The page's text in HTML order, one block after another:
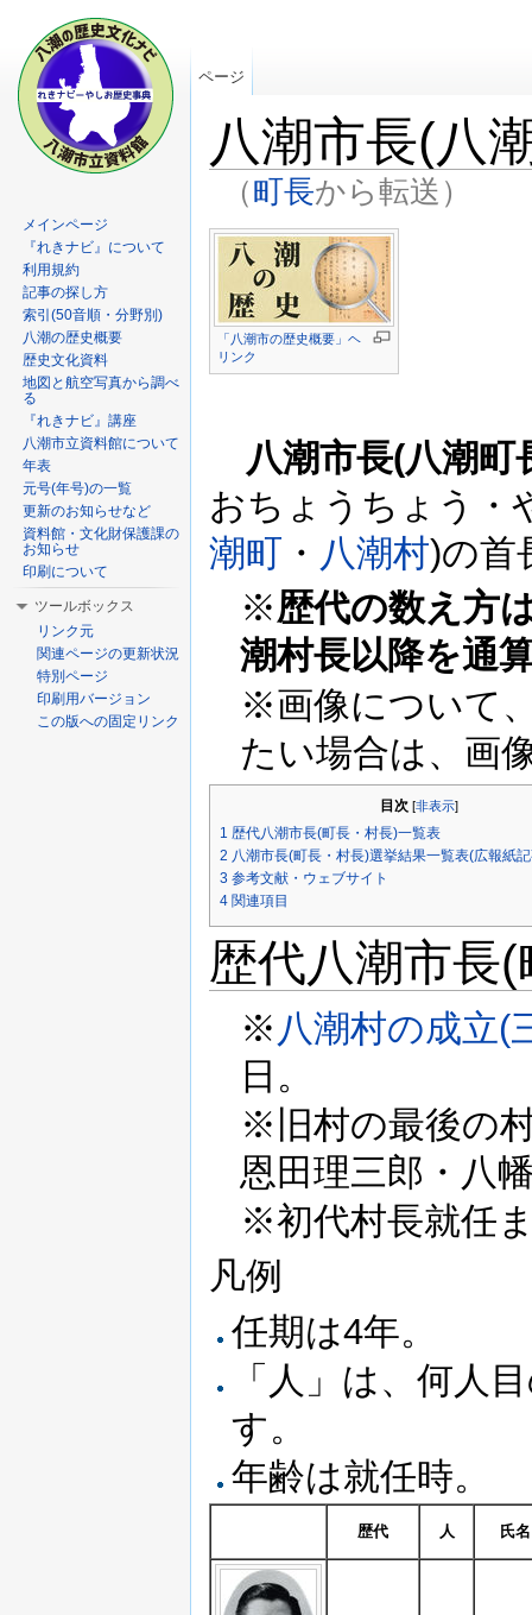
八潮市長(八
（町長から転送）
「八潮市の歴史概要」ヘ
リンク
八潮市長(八潮町
おちょうちょう・
潮町 ・ 八潮村)の首
※歴代の数え方
潮村長以降を通
※画像について
たい場合は、画
目次[非表示]
1 歴代八潮市長(町長・村長)一覧表
2 八潮市長(町長・村長)選挙結果一覧表(広報紙
3 参考文献・ウェブサイト
4 関連項目
歴代八潮市長
※ 八潮村の成立(
日。
※旧村の最後の
恩田理三郎・八
※初代村長就任
凡例
任期は4年。
「人」は、何人
す。
年齢は就任時。
歴代 人 氏名
ページ
メインページ
『れきナビ』について
利用規約
記事の探し方
索引(50音順・分野別)
八潮の歴史概要
歴史文化資料
地図と航空写真から調べ
る
『れきナビ』講座
八潮市立資料館について
年表
元号(年号)の一覧
更新のお知らせなど
資料館・文化財保護課の
お知らせ
印刷について
ツールボックス
リンク元
関連ページの更新状況
特別ページ
印刷用バージョン
この版への固定リンク